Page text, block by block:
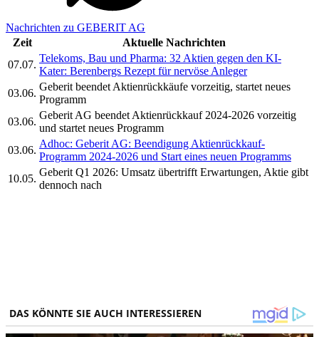
Nachrichten zu GEBERIT AG
Zeit
Aktuelle Nachrichten
07.07.
Telekoms, Bau und Pharma: 32 Aktien gegen den KI-
Kater: Berenbergs Rezept für nervöse Anleger
03.06.
Geberit beendet Aktienrückkäufe vorzeitig, startet neues
Programm
03.06.
Geberit AG beendet Aktienrückkauf 2024-2026 vorzeitig
und startet neues Programm
03.06.
Adhoc: Geberit AG: Beendigung Aktienrückkauf-
Programm 2024-2026 und Start eines neuen Programms
10.05.
Geberit Q1 2026: Umsatz übertrifft Erwartungen, Aktie gibt
dennoch nach